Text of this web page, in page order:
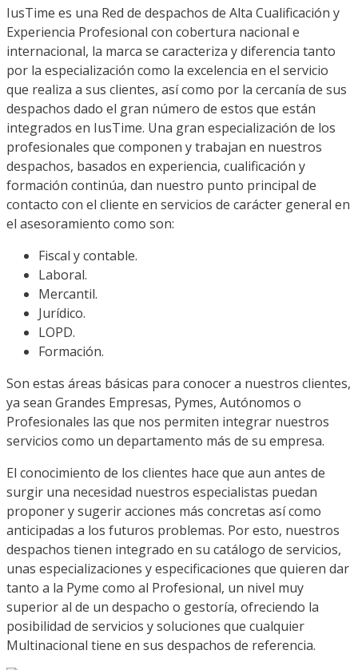
IusTime es una Red de despachos de Alta Cualificación y
Experiencia Profesional con cobertura nacional e
internacional, la marca se caracteriza y diferencia tanto
por la especialización como la excelencia en el servicio
que realiza a sus clientes, así como por la cercanía de sus
despachos dado el gran número de estos que están
integrados en IusTime. Una gran especialización de los
profesionales que componen y trabajan en nuestros
despachos, basados en experiencia, cualificación y
formación continúa, dan nuestro punto principal de
contacto con el cliente en servicios de carácter general en
el asesoramiento como son:
Fiscal y contable.
Laboral.
Mercantil.
Jurídico.
LOPD.
Formación.
Son estas áreas básicas para conocer a nuestros clientes,
ya sean Grandes Empresas, Pymes, Autónomos o
Profesionales las que nos permiten integrar nuestros
servicios como un departamento más de su empresa.
El conocimiento de los clientes hace que aun antes de
surgir una necesidad nuestros especialistas puedan
proponer y sugerir acciones más concretas así como
anticipadas a los futuros problemas. Por esto, nuestros
despachos tienen integrado en su catálogo de servicios,
unas especializaciones y especificaciones que quieren dar
tanto a la Pyme como al Profesional, un nivel muy
superior al de un despacho o gestoría, ofreciendo la
posibilidad de servicios y soluciones que cualquier
Multinacional tiene en sus despachos de referencia.